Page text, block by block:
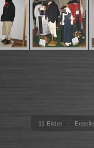
11 Bilder · Erstelle